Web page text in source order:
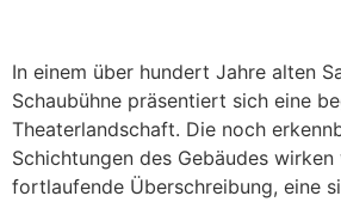
In einem über hundert Jahre alten
Schaubühne präsentiert sich eine
Theaterlandschaft. Die noch
Schichtungen des Gebäudes wirken
fortlaufende Überschreibung, eine